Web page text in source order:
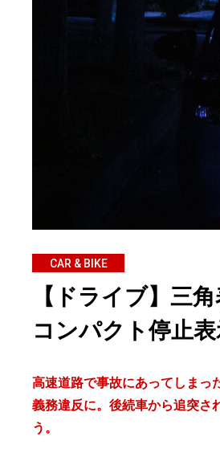
CAR & BIKE
【ドライブ】三
コンパクト停止
高速道路で事故にあってしまっ
義務違反に。後続車から追突さ
う。